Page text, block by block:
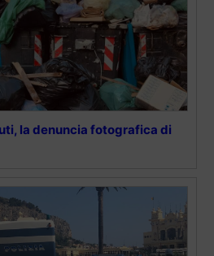
la denuncia fotografica di